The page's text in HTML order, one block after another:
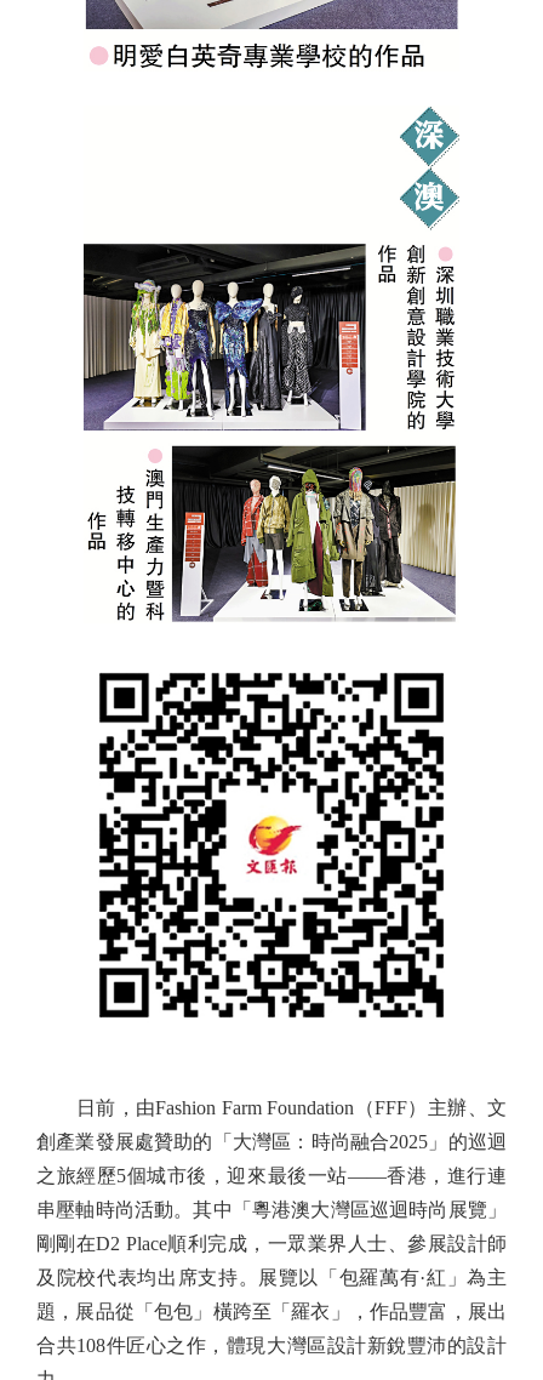
日前，由Fashion Farm Foundation（FFF）主辦、文
創產業發展處贊助的「大灣區：時尚融合2025」的巡迴
之旅經歷5個城市後，迎來最後一站——香港，進行連
串壓軸時尚活動。其中「粵港澳大灣區巡迴時尚展覽」
剛剛在D2 Place順利完成，一眾業界人士、參展設計師
及院校代表均出席支持。展覽以「包羅萬有·紅」為主
題，展品從「包包」橫跨至「羅衣」，作品豐富，展出
合共108件匠心之作，體現大灣區設計新銳豐沛的設計